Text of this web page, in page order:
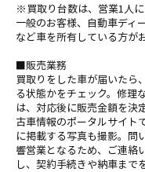
※買取り台数は、営業1人に
一般のお客様、自動車ディ
など車を所有している方が
■販売業務
買取りをした車が届いたら
る状態かをチェック。修理
は、対応後に販売金額を決
古車情報のポータルサイト
に掲載する写真も撮影。問
響営業となるため、ご連絡
し、契約手続きや納車まで